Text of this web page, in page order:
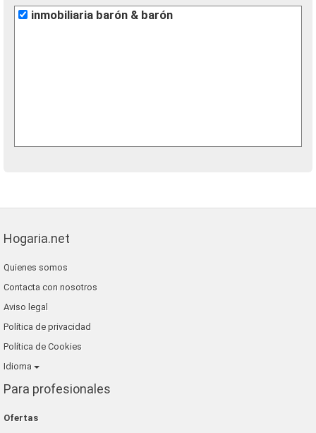
inmobiliaria barón & barón
Hogaria.net
Quienes somos
Contacta con nosotros
Aviso legal
Política de privacidad
Política de Cookies
Idioma
Para profesionales
Ofertas